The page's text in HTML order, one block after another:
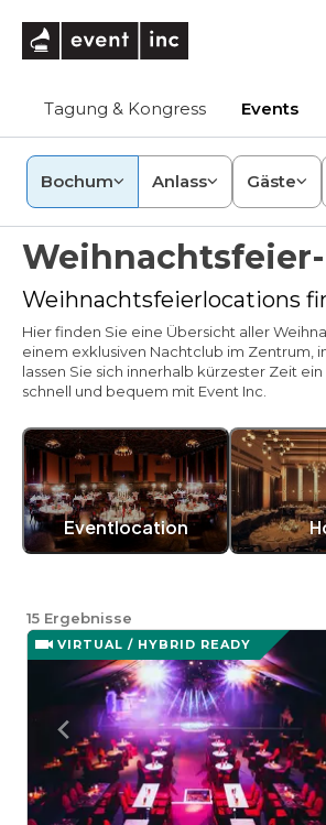
Tagung & Kongress Events
Bochum Anlass Gäste
Weihnachtsfeierlocations
Hier finden Sie eine Übersicht aller
einem exklusiven Nachtclub im Zentrum,
lassen Sie sich innerhalb kürzester Zeit
schnell und bequem mit Event Inc.
Eventlocation
15 Ergebnisse
VIRTUAL / HYBRID READY